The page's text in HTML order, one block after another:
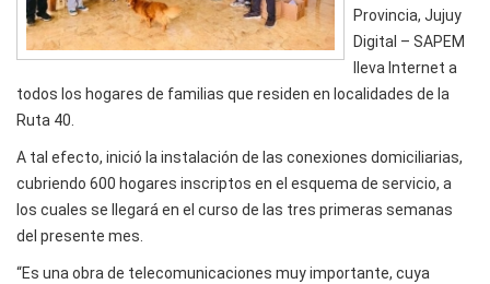
Provincia, Jujuy
Digital – SAPEM
lleva Internet a
todos los hogares de familias que residen en localidades de la
Ruta 40.
A tal efecto, inició la instalación de las conexiones domiciliarias,
cubriendo 600 hogares inscriptos en el esquema de servicio, a
los cuales se llegará en el curso de las tres primeras semanas
del presente mes.
“Es una obra de telecomunicaciones muy importante, cuya